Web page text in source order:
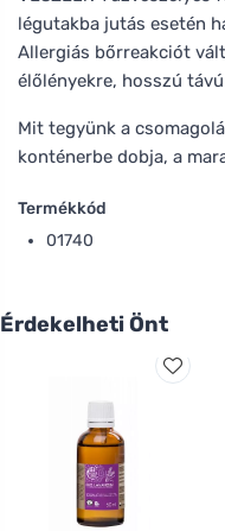
légutakba jutás esetén
Allergiás bőrreakciót
élőlényekre, hosszú
Mit tegyünk a
konténerbe dobja, a
Termékkód
01740
Érdekelheti Önt